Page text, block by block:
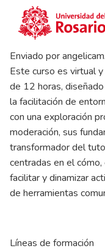
Pasar al contenido
Enviado por
Este curso es virtual
de 12 horas,
la facilitación de
con una exploración
moderación, sus
transformador del
centradas en el
facilitar y dinamizar
de herramientas
Líneas de formación